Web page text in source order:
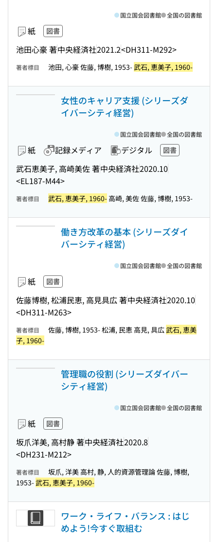
紙 図書
池田心豪 著中央経済社2021.2<DH311-M292>
国立国会図書館 全国の図書館
著者標目 池田, 心豪 佐藤, 博樹, 1953-武石, 恵美子, 1960-
女性のキャリア支援 (シリーズダ
イバーシティ経営)
紙 記録メディア デジタル 図書
武石恵美子, 高崎美佐 著中央経済社2020.10
<EL187-M44>
国立国会図書館 全国の図書館
著者標目 武石, 恵美子, 1960- 高崎, 美佐 佐藤, 博樹, 1953-
働き方改革の基本 (シリーズダイ
バーシティ経営)
紙 図書
佐藤博樹, 松浦民恵, 高見具広 著中央経済社2020.10
<DH311-M263>
国立国会図書館 全国の図書館
著者標目 佐藤, 博樹, 1953- 松浦, 民恵 高見, 具広武石, 恵美
子, 1960-
管理職の役割 (シリーズダイバー
シティ経営)
紙 図書
坂爪洋美, 高村静 著中央経済社2020.8
<DH231-M212>
国立国会図書館 全国の図書館
著者標目
坂爪, 洋美 高村, 静, 人的資源管理論 佐藤, 博樹,
1953-武石, 恵美子, 1960-
ワーク・ライフ・バランス : はじ
めよう!今すぐ取組む